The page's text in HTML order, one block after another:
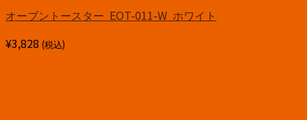
オーブントースター EOT-011-W ホワイト
¥3,828 (税込)